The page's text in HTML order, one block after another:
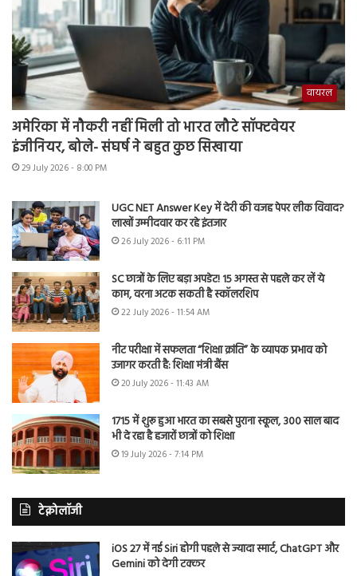
वायरल
अमेरिका में नौकरी नहीं मिली तो भारत लौटे सॉफ्टवेयर
इंजीनियर, बोले- संघर्ष ने बहुत कुछ सिखाया
29 July 2026 - 8:00 PM
UGC NET Answer Key में देरी की वजह पेपर लीक विवाद?
लाखों उम्मीदवार कर रहे इंतजार
26 July 2026 - 6:11 PM
SC छात्रों के लिए बड़ा अपडेट! 15 अगस्त से पहले कर लें ये
काम, वरना अटक सकती है स्कॉलरशिप
22 July 2026 - 11:54 AM
नीट परीक्षा में सफलता “शिक्षा क्रांति” के व्यापक प्रभाव को
उजागर करती है: शिक्षा मंत्री बैंस
20 July 2026 - 11:43 AM
1715 में शुरू हुआ भारत का सबसे पुराना स्कूल, 300 साल बाद
भी दे रहा है हजारों छात्रों को शिक्षा
19 July 2026 - 7:14 PM
टेक्नोलॉजी
iOS 27 में नई Siri होगी पहले से ज्यादा स्मार्ट, ChatGPT और
Gemini को देगी टक्कर